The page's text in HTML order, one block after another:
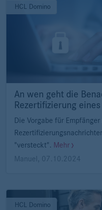
HCL Domino
An wen geht die
Rezertifizierung
Die Vorgabe für
"versteckt". Mehr
Manuel
07.10.2024
HCL Domino